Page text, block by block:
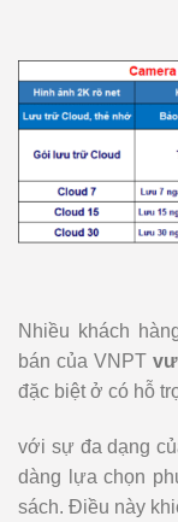
Nhiều khách
bán của VNPT
đặc biệt ở có hỗ
với sự đa dạng
dàng lựa chọn
sách. Điều này